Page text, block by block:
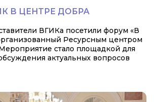
В ЦЕНТРЕ ДОБРА
ВГИКа посетили форум «В
Ресурсным центром
стало площадкой для
актуальных вопросов